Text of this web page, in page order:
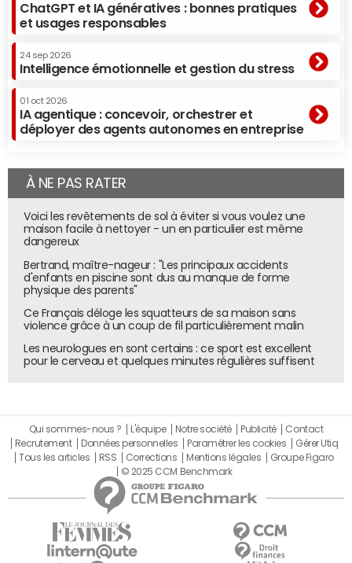
ChatGPT et IA génératives : bonnes pratiques
et usages responsables
24 sep 2026
Intelligence émotionnelle et gestion du stress
01 oct 2026
IA agentique : concevoir, orchestrer et
déployer des agents autonomes en entreprise
À NE PAS RATER
Voici les revêtements de sol à éviter si vous voulez une
maison facile à nettoyer - un en particulier est même
dangereux
Bertrand, maître-nageur : "Les principaux accidents
d'enfants en piscine sont dus au manque de forme
physique des parents"
Ce Français déloge les squatteurs de sa maison sans
violence grâce à un coup de fil particulièrement malin
Les neurologues en sont certains : ce sport est excellent
pour le cerveau et quelques minutes régulières suffisent
Qui sommes-nous ? L'équipe Notre société Publicité
Contact
Recrutement
Données personnelles Paramétrer les cookies
Gérer Utiq
Tous les articles
RSS Corrections Mentions légales
Groupe Figaro
© 2025 CCM Benchmark